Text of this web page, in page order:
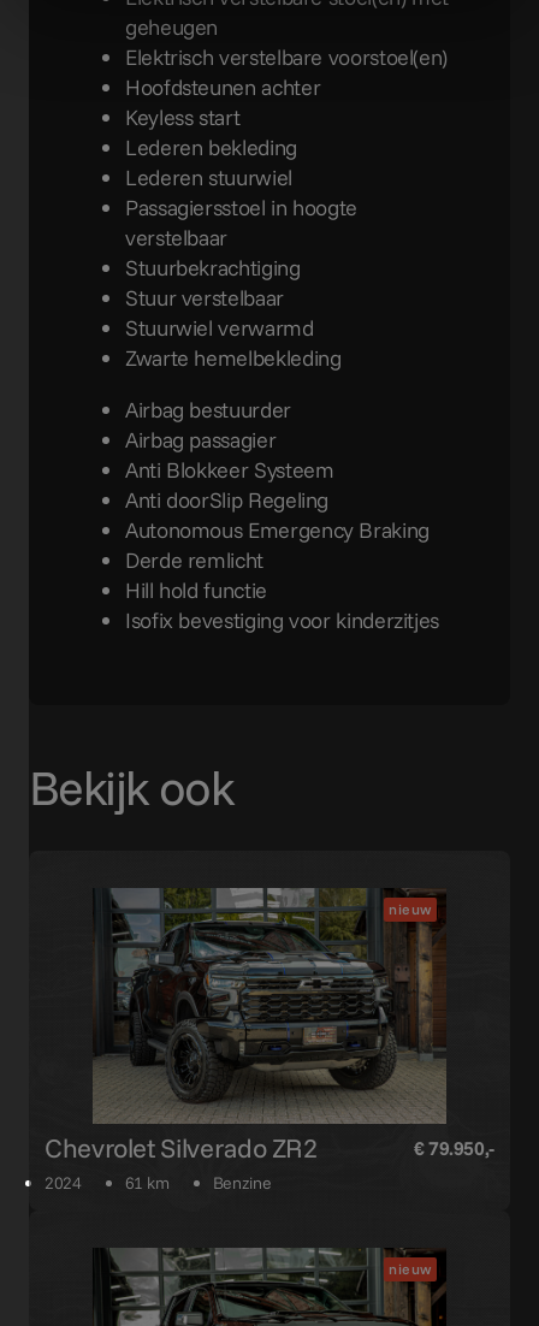
geheugen
Elektrisch verstelbare voorstoel(en)
Hoofdsteunen achter
Keyless start
Lederen bekleding
Lederen stuurwiel
Passagiersstoel in hoogte
verstelbaar
Stuurbekrachtiging
Stuur verstelbaar
Stuurwiel verwarmd
Zwarte hemelbekleding
Airbag bestuurder
Airbag passagier
Anti Blokkeer Systeem
Anti doorSlip Regeling
Autonomous Emergency Braking
Derde remlicht
Hill hold functie
Isofix bevestiging voor kinderzitjes
Bekijk ook
nieuw
Chevrolet Silverado ZR2 € 79.950,-
2024 61 km Benzine
nieuw